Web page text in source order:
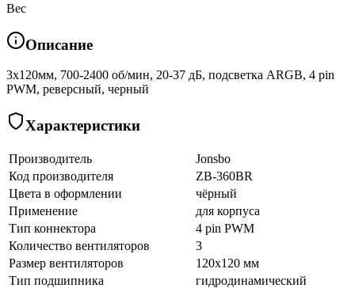
Вес
Описание
3х120мм, 700-2400 об/мин, 20-37 дБ, подсветка ARGB, 4 pin
PWM, реверсный, черный
Характеристики
Производитель
Jonsbo
Код производителя
ZB-360BR
Цвета в оформлении
чёрный
Применение
для корпуса
Тип коннектора
4 pin PWM
Количество вентиляторов
3
Размер вентиляторов
120x120 мм
Тип подшипника
гидродинамический